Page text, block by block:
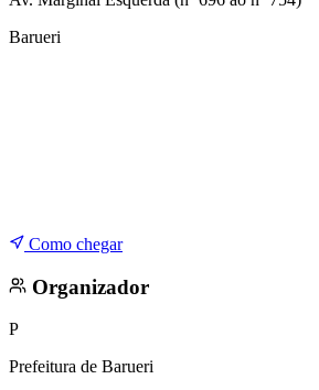
Barueri
Como chegar
Organizador
P
Prefeitura de Barueri